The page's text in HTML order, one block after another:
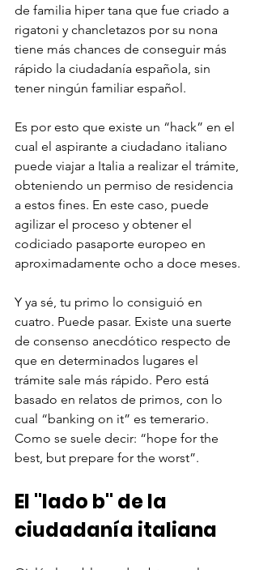
de familia hiper tana que fue criado a
rigatoni y chancletazos por su nona
tiene más chances de conseguir más
rápido la ciudadanía española, sin
tener ningún familiar español.
Es por esto que existe un “hack” en el
cual el aspirante a ciudadano italiano
puede viajar a Italia a realizar el trámite,
obteniendo un permiso de residencia
a estos fines. En este caso, puede
agilizar el proceso y obtener el
codiciado pasaporte europeo en
aproximadamente ocho a doce meses.
Y ya sé, tu primo lo consiguió en
cuatro. Puede pasar. Existe una suerte
de consenso anecdótico respecto de
que en determinados lugares el
trámite sale más rápido. Pero está
basado en relatos de primos, con lo
cual “banking on it” es temerario.
Como se suele decir: “hope for the
best, but prepare for the worst”.
El "lado b" de la
ciudadanía italiana